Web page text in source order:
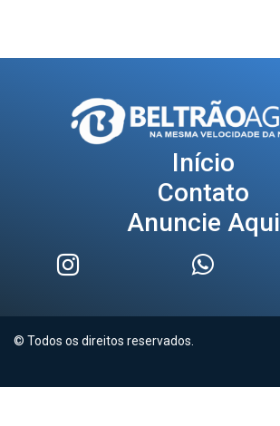
Início
Contato
Anuncie Aqui
© Todos os direitos reservados.